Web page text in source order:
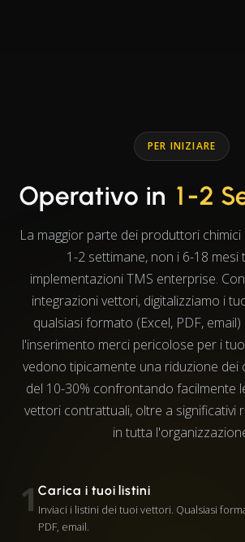
PER INIZIARE
Operativo in 1-2
La maggior parte dei produttori
1-2 settimane, non i 6-18 mesi
implementazioni TMS enterprise.
integrazioni vettori, digitalizziamo i
qualsiasi formato (Excel, PDF,
l'inserimento merci pericolose per i
vedono tipicamente una riduzione
del 10-30% confrontando facilmente
vettori contrattuali, oltre a significativi
in tutta
1 Carica i tuoi listini
Inviaci i listini dei tuoi vettori. Qualsiasi
PDF, email.